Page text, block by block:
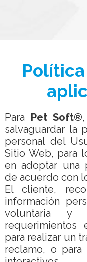
Para Pet Soft®
salvaguardar la
personal del
Sitio Web, para
en adoptar una
de acuerdo con
El cliente,
información
voluntaria
requerimientos
para realizar un
reclamo, o para